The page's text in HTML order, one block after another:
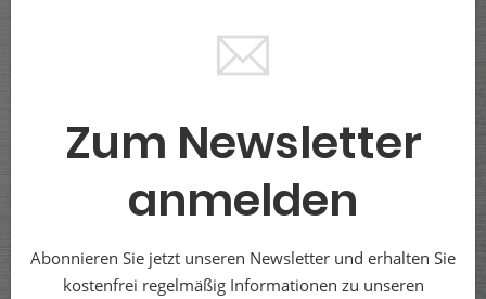
Zum Newsletter
anmelden
Abonnieren Sie jetzt unseren Newsletter und erhalten Sie
kostenfrei regelmäßig Informationen zu unseren